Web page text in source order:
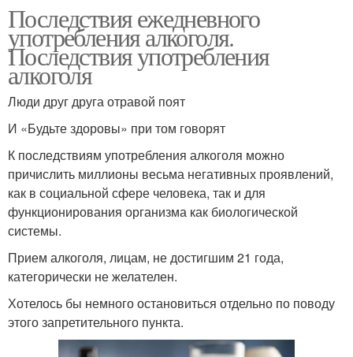
Последствия ежедневного
употребления алкоголя.
Последствия употребления
алкоголя
Люди друг друга отравой поят
И «Будьте здоровы» при том говорят
К последствиям употребления алкоголя можно
причислить миллионы весьма негативных проявлений,
как в социальной сфере человека, так и для
функционирования организма как биологической
системы.
Прием алкоголя, лицам, не достигшим 21 года,
категорически не желателен.
Хотелось бы немного остановиться отдельно по поводу
этого запретительного пункта.